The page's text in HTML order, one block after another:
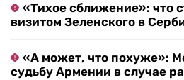
«Тихое сближение»: что
визитом Зеленского в
«А может, что похуже»:
судьбу Армении в случае